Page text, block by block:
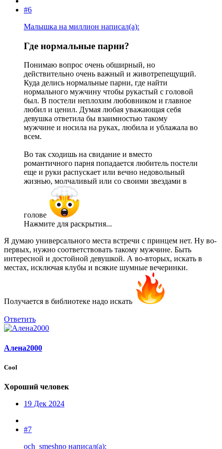
#6
Малышка на миллион написал(а):
Где нормальные парни?​
Понимаю вопрос очень обширный, но
действительно очень важный и животрепещущий.
Куда делись нормальные парни, где найти
нормального мужчину чтобы рукастый с головой
был. В постели неплохим любовником и главное
любил и ценил. Думая любая уважающая себя
девушка ответила бы взаимностью такому
мужчине и носила на руках, любила и ублажала во
всем.
Во так сходишь на свидание и вместо
романтичного парня попадается любитель постели
еще и руки распускает или вечно недовольный
жизнью, молчаливый или со своими звездами в
голове
Нажмите для раскрытия...
Я думаю универсального места встречи с принцем нет. Ну во-
первых, нужно соответствовать такому мужчине. Быть
интересной и достойной девушкой. А во-вторых, искать в
местах, исключая клубы и всякие шумные вечеринки.
Получается в библиотеке надо искать
Ответить
Алена2000
Cool
Хороший человек
19 Дек 2024
#7
och_smeshno написал(а):